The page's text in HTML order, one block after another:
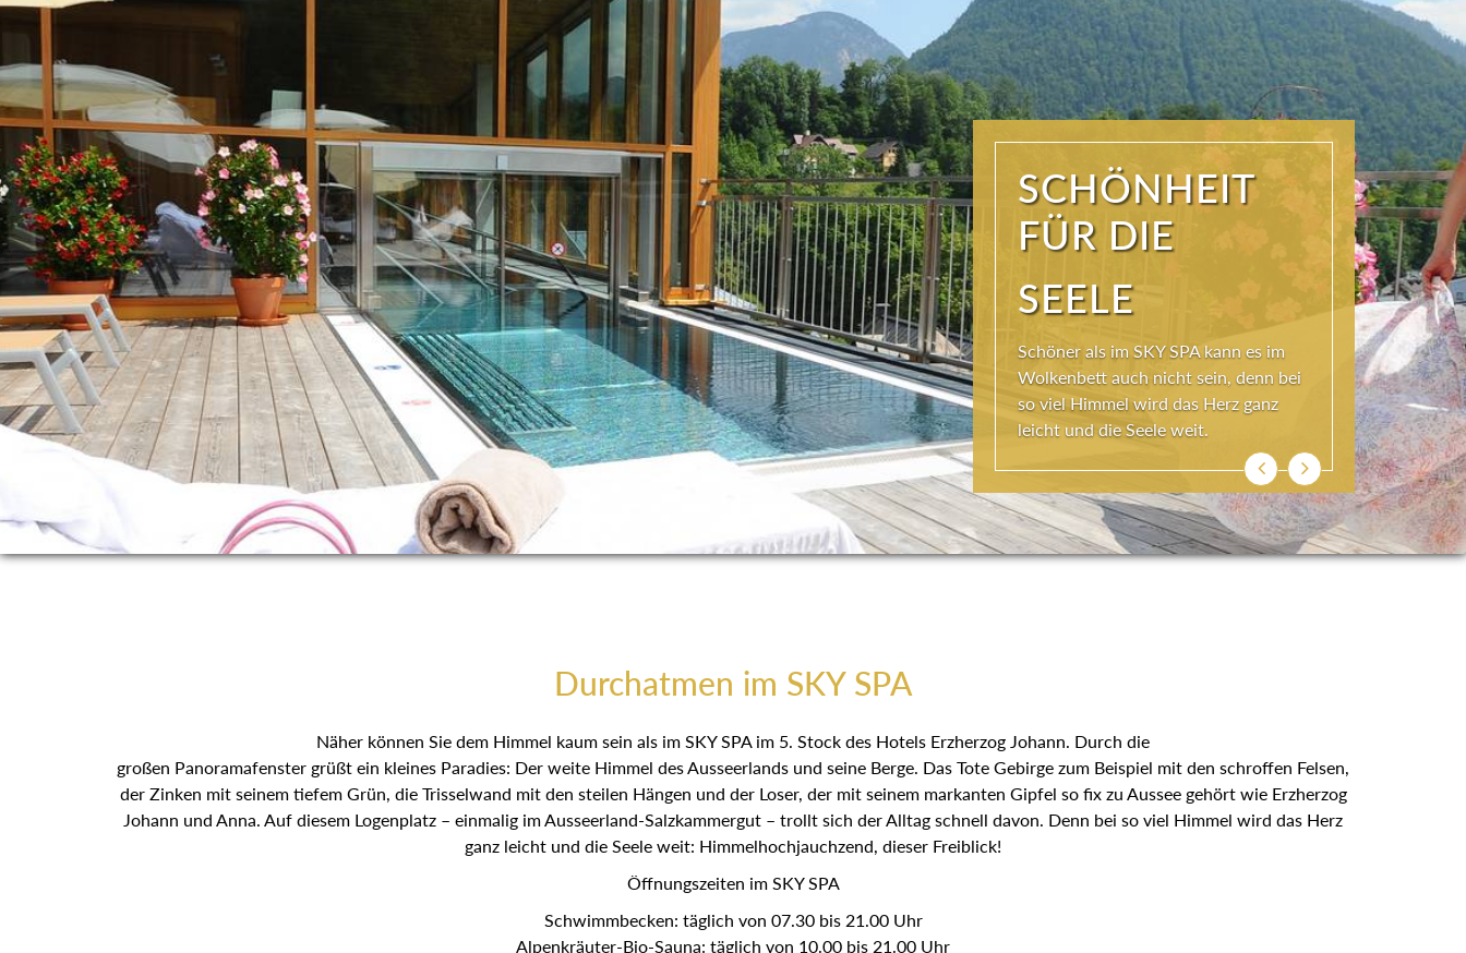
WIR SIND
FRISCH UND
MUNTER!
Ist der Körper in Bewegung, kann die
Seele besser baumeln. Das Hotel
Erzherzog Johann bietet dafür täglich
das FIT- und MENTAL-Programm.
ZurückWeiter
Durchatmen im SKY SPA
Näher können Sie dem Himmel kaum sein als im SKY SPA im 5. Stock des Hotels Erzherzog Johann. Durch die
großen Panoramafenster grüßt ein kleines Paradies: Der weite Himmel des Ausseerlands und seine Berge. Das Tote Gebirge zum Beispiel mit den schroffen Felsen,
der Zinken mit seinem tiefem Grün, die Trisselwand mit den steilen Hängen und der Loser, der mit seinem markanten Gipfel so fix zu Aussee gehört wie Erzherzog
Johann und Anna. Auf diesem Logenplatz – einmalig im Ausseerland-Salzkammergut – trollt sich der Alltag schnell davon. Denn bei so viel Himmel wird das Herz
ganz leicht und die Seele weit: Himmelhochjauchzend, dieser Freiblick!
Öffnungszeiten im SKY SPA
Schwimmbecken: täglich von 07.30 bis 21.00 Uhr
Alpenkräuter-Bio-Sauna: täglich von 10.00 bis 21.00 Uhr